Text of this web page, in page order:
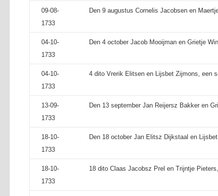
09-08-
1733
Den 9 augustus Cornelis Jacobsen en
04-10-
1733
Den 4 october Jacob Mooijman en Grietje
04-10-
1733
4 dito Vrerik Elitsen en Lijsbet Zijmons, een
13-09-
1733
Den 13 september Jan Reijersz Bakker en
18-10-
1733
Den 18 october Jan Elitsz Dijkstaal en
18-10-
1733
18 dito Claas Jacobsz Prel en Trijntje